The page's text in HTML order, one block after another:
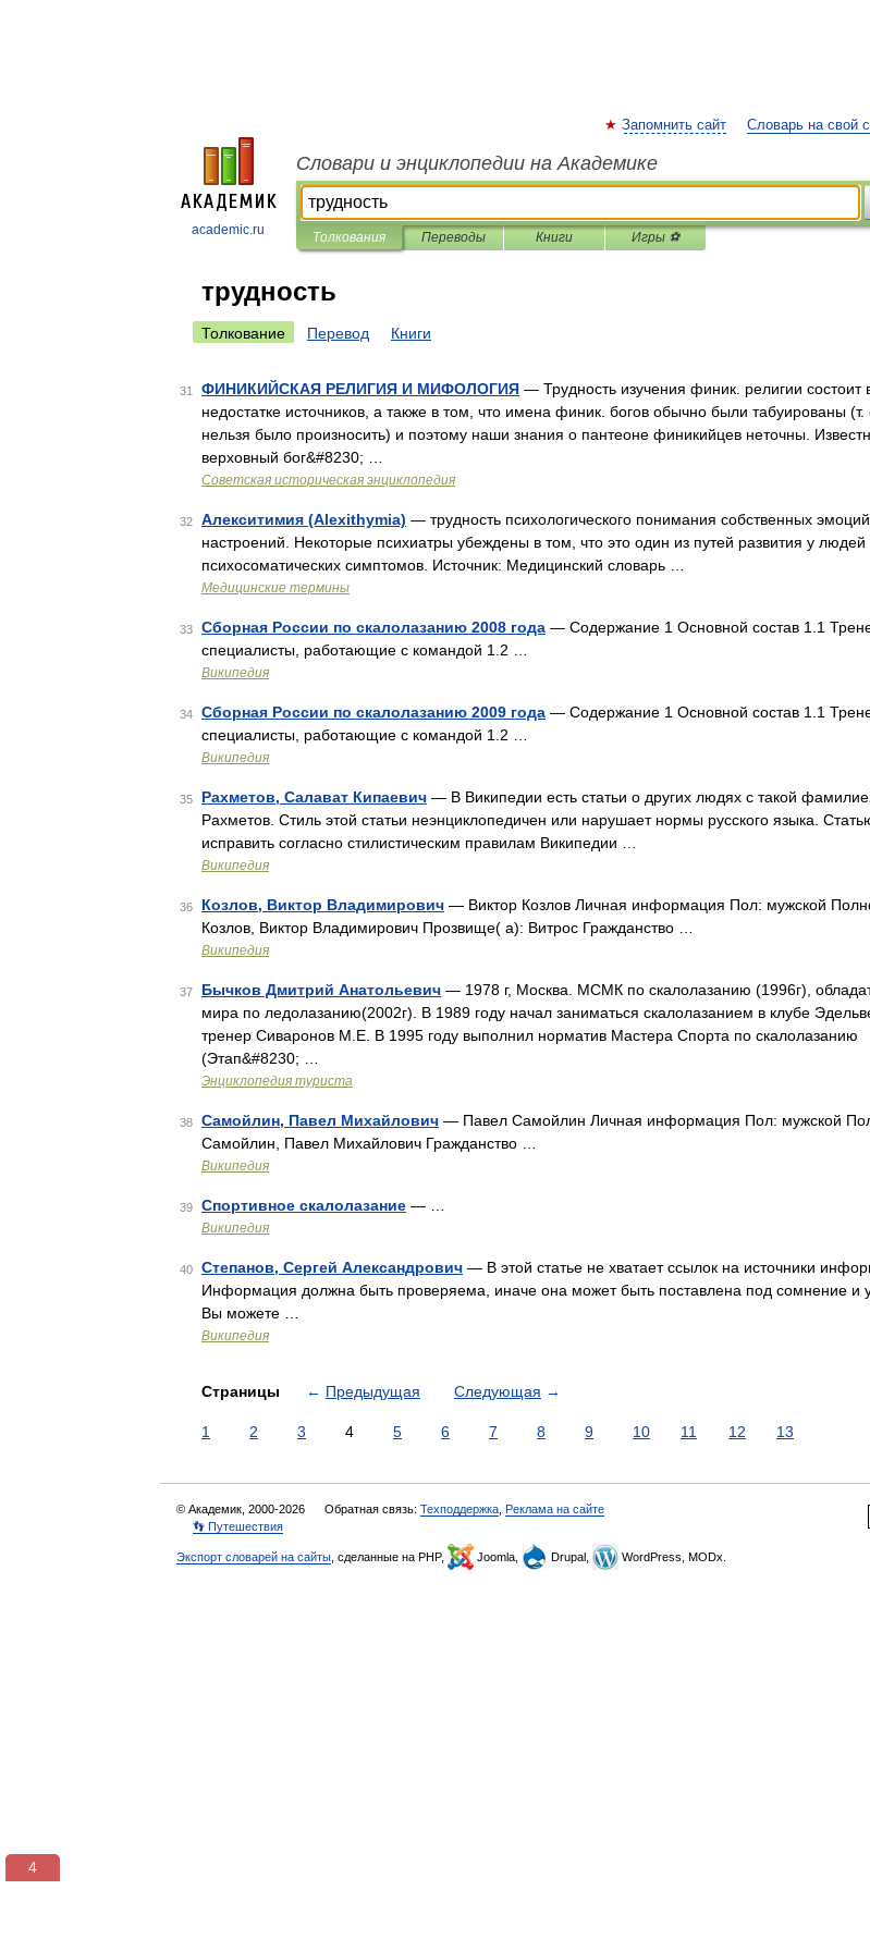
academic.ru
Запомнить сайт Словарь на свой
Словари и энциклопедии на Академике
Толкования Переводы Книги Игры ⚽
трудность
Толкование Перевод Книги
31 ФИНИКИЙСКАЯ РЕЛИГИЯ И МИФОЛОГИЯ — Трудность изучения финик. религии состоит
недостатке источников, а также в том, что имена финик. богов обычно были табуированы (т.
нельзя было произносить) и поэтому наши знания о пантеоне финикийцев неточны.
верховный бог&#8230; …
Советская историческая энциклопедия
32 Алекситимия (Alexithymia) — трудность психологического понимания собственных
настроений. Некоторые психиатры убеждены в том, что это один из путей развития у людей
психосоматических симптомов. Источник: Медицинский словарь …
Медицинские термины
33 Сборная России по скалолазанию 2008 года — Содержание 1 Основной состав 1.1
специалисты, работающие с командой 1.2 …
Википедия
34 Сборная России по скалолазанию 2009 года — Содержание 1 Основной состав 1.1
специалисты, работающие с командой 1.2 …
Википедия
35 Рахметов, Салават Кипаевич — В Википедии есть статьи о других людях с такой
Рахметов. Стиль этой статьи неэнциклопедичен или нарушает нормы русского языка.
исправить согласно стилистическим правилам Википедии …
Википедия
36 Козлов, Виктор Владимирович — Виктор Козлов Личная информация Пол: мужской
Козлов, Виктор Владимирович Прозвище( а): Витрос Гражданство …
Википедия
37 Бычков Дмитрий Анатольевич — 1978 г, Москва. МСМК по скалолазанию (1996г),
мира по ледолазанию(2002г). В 1989 году начал заниматься скалолазанием в клубе
тренер Сиваронов М.Е. В 1995 году выполнил норматив Мастера Спорта по скалолазанию
(Этап&#8230; …
Энциклопедия туриста
38 Самойлин, Павел Михайлович — Павел Самойлин Личная информация Пол: мужской
Самойлин, Павел Михайлович Гражданство …
Википедия
39 Спортивное скалолазание — …
Википедия
40 Степанов, Сергей Александрович — В этой статье не хватает ссылок на источники
Информация должна быть проверяема, иначе она может быть поставлена под сомнение и
Вы можете …
Википедия
Страницы ← Предыдущая Следующая →
1 2 3 4 5 6 7 8 9 10 11 12 13
© Академик, 2000-2026 Обратная связь: Техподдержка Реклама на сайте
👣 Путешествия
Экспорт словарей на сайты , сделанные на PHP, Joomla, Drupal, WordPress, MODx.
3